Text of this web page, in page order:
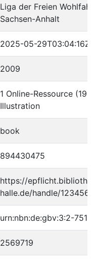
Liga der Freien
Sachsen-Anhalt
2025-05-29T03:04:16Z
2009
1 Online-Ressource (19
Illustration
book
894430475
https://
halle.de/handle/
urn:nbn:de:gbv:3:2-
2569719